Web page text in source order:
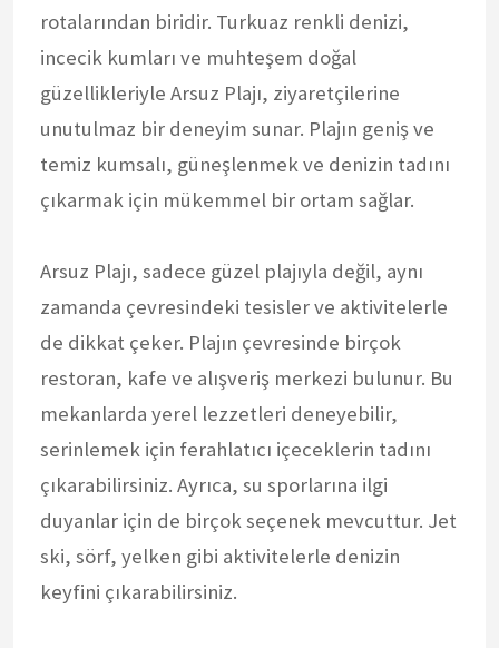
rotalarından biridir. Turkuaz renkli denizi,
incecik kumları ve muhteşem doğal
güzellikleriyle Arsuz Plajı, ziyaretçilerine
unutulmaz bir deneyim sunar. Plajın geniş ve
temiz kumsalı, güneşlenmek ve denizin tadını
çıkarmak için mükemmel bir ortam sağlar.
Arsuz Plajı, sadece güzel plajıyla değil, aynı
zamanda çevresindeki tesisler ve aktivitelerle
de dikkat çeker. Plajın çevresinde birçok
restoran, kafe ve alışveriş merkezi bulunur. Bu
mekanlarda yerel lezzetleri deneyebilir,
serinlemek için ferahlatıcı içeceklerin tadını
çıkarabilirsiniz. Ayrıca, su sporlarına ilgi
duyanlar için de birçok seçenek mevcuttur. Jet
ski, sörf, yelken gibi aktivitelerle denizin
keyfini çıkarabilirsiniz.